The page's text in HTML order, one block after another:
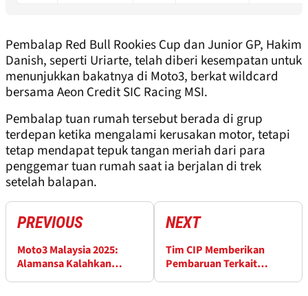
Pembalap Red Bull Rookies Cup dan Junior GP, Hakim
Danish, seperti Uriarte, telah diberi kesempatan untuk
menunjukkan bakatnya di Moto3, berkat wildcard
bersama Aeon Credit SIC Racing MSI.
Pembalap tuan rumah tersebut berada di grup
terdepan ketika mengalami kerusakan motor, tetapi
tetap mendapat tepuk tangan meriah dari para
penggemar tuan rumah saat ia berjalan di trek
setelah balapan.
PREVIOUS
Moto3 Malaysia 2025:
Alamansa Kalahkan
NEXT
Tim CIP Memberikan
Pembaruan Terkait